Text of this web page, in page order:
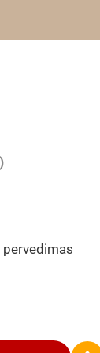
pervedimas